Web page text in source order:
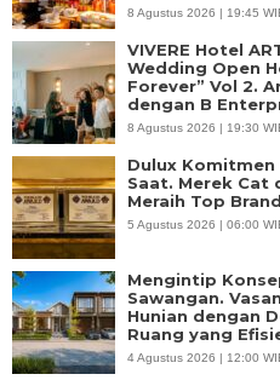
8 Agustus 2026 | 19:45
VIVERE Hotel
Wedding Open
Forever” Vol 2.
dengan B
8 Agustus 2026 | 19:30
Dulux
Saat. Merek Cat
Meraih Top
5 Agustus 2026 | 06:00
Mengintip
Sawangan.
Hunian dengan
Ruang yang
4 Agustus 2026 | 12:00